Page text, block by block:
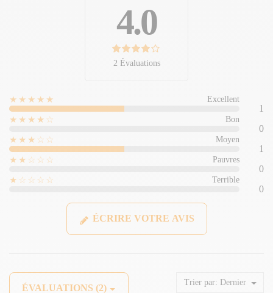
4.0
2 Évaluations
★★★★★ Excellent
1
★★★★☆
Bon
0
★★★☆☆
Moyen
1
★★☆☆☆
Pauvres
0
★☆☆☆☆
Terrible
0
ÉCRIRE VOTRE AVIS
ÉVALUATIONS (2)
Trier par: Dernier